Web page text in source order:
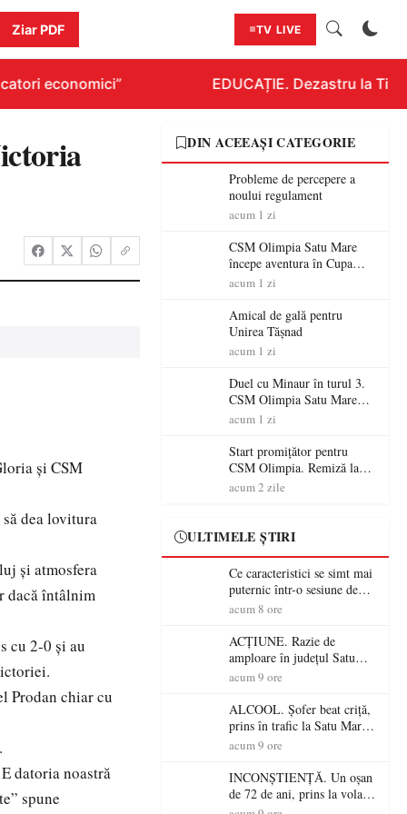
Ziar PDF TV LIVE
economici” EDUCAȚIE. Dezastru la
și CSM
dea lovitura
și atmosfera
dacă întâlnim
cu 2-0 și au
Prodan chiar cu
datoria noastră
spune
DIN ACEEAȘI CATEGORIE
Probleme de percepere a
noului regulament
acum 1 zi
CSM Olimpia Satu Mare
începe aventura în Cupa
României la Baia Mare
acum 1 zi
Amical de gală pentru
Unirea Tășnad
acum 1 zi
Duel cu Minaur în turul 3.
CSM Olimpia Satu Mare
începe aventura în Cupa
acum 1 zi
Start promițător pentru
CSM Olimpia. Remiză la
Dumbrăvița în debutul
acum 2 zile
ULTIMELE ȘTIRI
Ce caracteristici se simt mai
puternic într-o sesiune de
distracție la sloturi online:
RTP?
acum 8 ore
ACȚIUNE. Razie de
amploare în județul Satu
Mare! Polițiștii au dat sute
șoferi fără permis într-o
singură zi
acum 9 ore
ALCOOL. Șofer beat criță,
prins în trafic la Satu Mare!
Alcoolemie uriașă
acum 9 ore
INCONȘTIENȚĂ. Un oșan
de 72 de ani, prins la volan
fără permis! Polițiștii l-au